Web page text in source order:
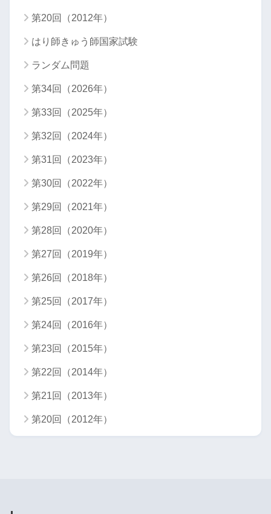
第20回（2012年）
はり師きゅう師国家試験
ランダム問題
第34回（2026年）
第33回（2025年）
第32回（2024年）
第31回（2023年）
第30回（2022年）
第29回（2021年）
第28回（2020年）
第27回（2019年）
第26回（2018年）
第25回（2017年）
第24回（2016年）
第23回（2015年）
第22回（2014年）
第21回（2013年）
第20回（2012年）